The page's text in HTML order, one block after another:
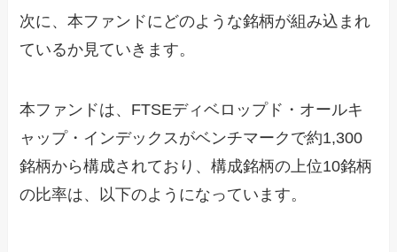
次に、本ファンドにどのような銘柄が組み込まれ
ているか見ていきます。
本ファンドは、FTSEディベロップド・オールキ
ャップ・インデックスがベンチマークで約1,300
銘柄から構成されており、構成銘柄の上位10銘柄
の比率は、以下のようになっています。